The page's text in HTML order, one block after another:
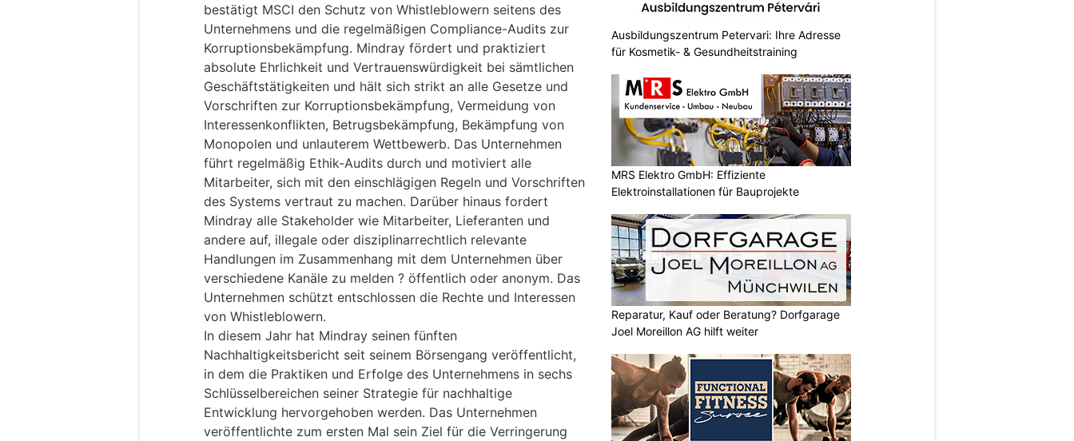
bestätigt MSCI den Schutz von Whistleblowern seitens des
Unternehmens und die regelmäßigen Compliance-Audits zur
Korruptionsbekämpfung. Mindray fördert und praktiziert
absolute Ehrlichkeit und Vertrauenswürdigkeit bei sämtlichen
Geschäftstätigkeiten und hält sich strikt an alle Gesetze und
Vorschriften zur Korruptionsbekämpfung, Vermeidung von
Interessenkonflikten, Betrugsbekämpfung, Bekämpfung von
Monopolen und unlauterem Wettbewerb. Das Unternehmen
führt regelmäßig Ethik-Audits durch und motiviert alle
Mitarbeiter, sich mit den einschlägigen Regeln und Vorschriften
des Systems vertraut zu machen. Darüber hinaus fordert
Mindray alle Stakeholder wie Mitarbeiter, Lieferanten und
andere auf, illegale oder disziplinarrechtlich relevante
Handlungen im Zusammenhang mit dem Unternehmen über
verschiedene Kanäle zu melden ? öffentlich oder anonym. Das
Unternehmen schützt entschlossen die Rechte und Interessen
von Whistleblowern.
In diesem Jahr hat Mindray seinen fünften
Nachhaltigkeitsbericht seit seinem Börsengang veröffentlicht,
in dem die Praktiken und Erfolge des Unternehmens in sechs
Schlüsselbereichen seiner Strategie für nachhaltige
Entwicklung hervorgehoben werden. Das Unternehmen
veröffentlichte zum ersten Mal sein Ziel für die Verringerung
Ausbildungszentrum Petervari: Ihre Adresse
für Kosmetik- & Gesundheitstraining
MRS Elektro GmbH: Effiziente
Elektroinstallationen für Bauprojekte
Reparatur, Kauf oder Beratung? Dorfgarage
Joel Moreillon AG hilft weiter